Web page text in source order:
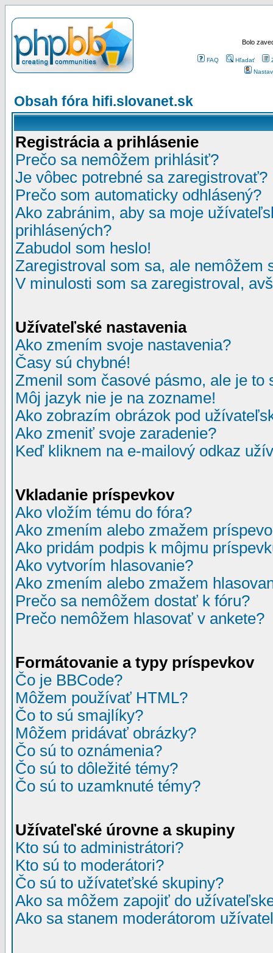
Bolo
FAQ Hľadať
Obsah fóra hifi.slovanet.sk
Registrácia a prihlásenie
Prečo sa nemôžem prihlásiť?
Je vôbec potrebné sa zaregistrovať?
Prečo som automaticky odhlásený?
Ako zabránim, aby sa moje
prihlásených?
Zabudol som heslo!
Zaregistroval som sa, ale nemôžem
V minulosti som sa zaregistroval,
Užívateľské nastavenia
Ako zmením svoje nastavenia?
Časy sú chybné!
Zmenil som časové pásmo, ale je to
Môj jazyk nie je na zozname!
Ako zobrazím obrázok pod
Ako zmeniť svoje zaradenie?
Keď kliknem na e-mailový odkaz
Vkladanie príspevkov
Ako vložím tému do fóra?
Ako zmením alebo zmažem
Ako pridám podpis k môjmu
Ako vytvorím hlasovanie?
Ako zmením alebo zmažem
Prečo sa nemôžem dostať k fóru?
Prečo nemôžem hlasovať v ankete?
Formátovanie a typy príspevkov
Čo je BBCode?
Môžem používať HTML?
Čo to sú smajlíky?
Môžem pridávať obrázky?
Čo sú to oznámenia?
Čo sú to dôležité témy?
Čo sú to uzamknuté témy?
Užívateľské úrovne a skupiny
Kto sú to administrátori?
Kto sú to moderátori?
Čo sú to užívateťské skupiny?
Ako sa môžem zapojiť do
Ako sa stanem moderátorom